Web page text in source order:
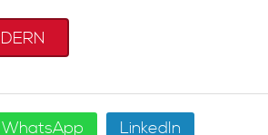
WhatsApp LinkedIn